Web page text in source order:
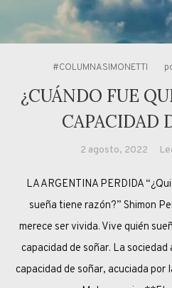
#COLUMNASIMONETTI
¿CUÁNDO FUE
CAPACIDAD
2 agosto, 2022
LA ARGENTINA PERDIDA
sueña tiene razón?” Shimon
merece ser vivida. Vive quién
capacidad de soñar. La
capacidad de soñar, acuciada por